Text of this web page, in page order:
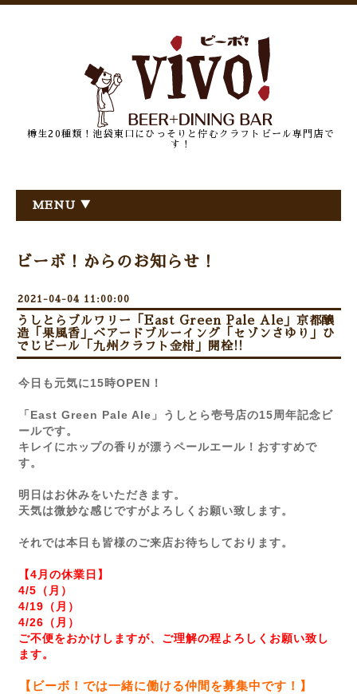
樽生20種類！池袋東口にひっそりと佇むクラフトビール専門店で
す！
MENU ▼
ビーボ！からのお知らせ！
2021-04-04 11:00:00
うしとらブルワリー「East Green Pale Ale」京都醸
造「果風香」ベアードブルーイング「セゾンさゆり」ひ
でじビール「九州クラフト金柑」開栓!!
今日も元気に15時OPEN！
「East Green Pale Ale」うしとら壱号店の15周年記念ビ
ールです。
キレイにホップの香りが漂うペールエール！おすすめで
す。
明日はお休みをいただきます。
天気は微妙な感じですがよろしくお願い致します。
それでは本日も皆様のご来店お待ちしております。
【4月の休業日】
4/5（月）
4/19（月）
4/26（月）
ご不便をおかけしますが、ご理解の程よろしくお願い致し
ます。
【ビーボ！では一緒に働ける仲間を募集中です！】